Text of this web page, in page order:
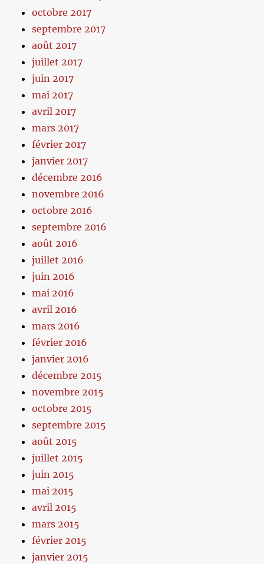
octobre 2017
septembre 2017
août 2017
juillet 2017
juin 2017
mai 2017
avril 2017
mars 2017
février 2017
janvier 2017
décembre 2016
novembre 2016
octobre 2016
septembre 2016
août 2016
juillet 2016
juin 2016
mai 2016
avril 2016
mars 2016
février 2016
janvier 2016
décembre 2015
novembre 2015
octobre 2015
septembre 2015
août 2015
juillet 2015
juin 2015
mai 2015
avril 2015
mars 2015
février 2015
janvier 2015